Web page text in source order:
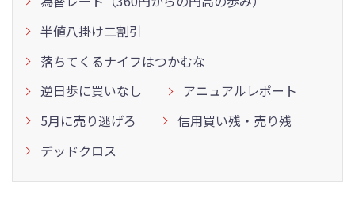
半値八掛け二割引
落ちてくるナイフはつかむな
逆日歩に買いなし
アニュアルレポート
5月に売り逃げろ
信用買い残・売り残
デッドクロス